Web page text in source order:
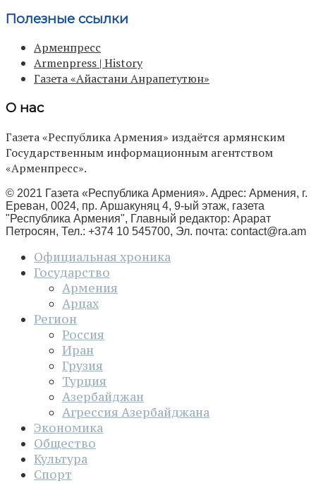
Полезные ссылки
Арменпресс
Armenpress | History
Газета «Айастани Анрапетутюн»
О нас
Газета «Республика Армения» издаётся армянским
Государственным информационным агентством
«Арменпресс».
© 2021 Газета «Республика Армения». Адрес: Армения, г.
Ереван, 0024, пр. Аршакуняц 4, 9-ый этаж, газета
"Республика Армения", Главный редактор: Арарат
Петросян, Тел.: +374 10 545700, Эл. почта: contact@ra.am
Официальная хроника
Государство
Армения
Арцах
Регион
Россия
Иран
Грузия
Турция
Азербайджан
Агрессия Азербайджана
Экономика
Общество
Культура
Спорт